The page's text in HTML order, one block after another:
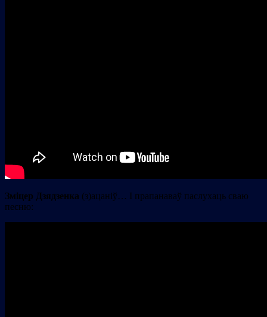
Зміцер Дзядзенка (з)ацаніў… І прапанаваў паслухаць сваю
песню: